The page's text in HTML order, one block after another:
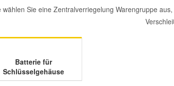
wählen Sie eine Zentralverriegelung Warengruppe
Batterie für
Schlüsselgehäuse